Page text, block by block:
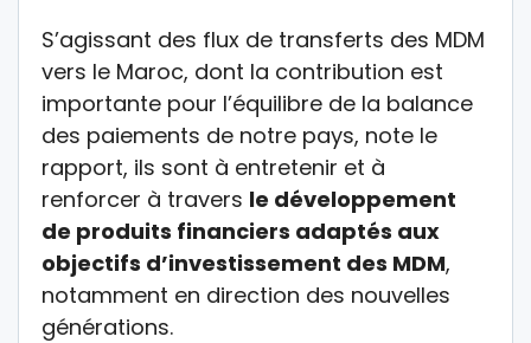
S’agissant des flux de transferts des MDM
vers le Maroc, dont la contribution est
importante pour l’équilibre de la balance
des paiements de notre pays, note le
rapport, ils sont à entretenir et à
renforcer à travers le développement
de produits financiers adaptés aux
objectifs d’investissement des MDM,
notamment en direction des nouvelles
générations.